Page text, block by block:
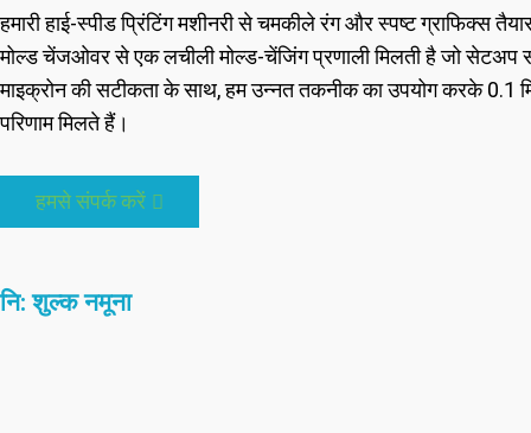
हमारी हाई-स्पीड प्रिंटिंग मशीनरी से चमकीले रंग और स्पष्ट ग्राफिक्स
मोल्ड चेंजओवर से एक लचीली मोल्ड-चेंजिंग प्रणाली मिलती है जो सेटअप
माइक्रोन की सटीकता के साथ, हम उन्नत तकनीक का उपयोग करके 0.1
परिणाम मिलते हैं।
हमसे संपर्क करें
नि: शुल्क नमूना